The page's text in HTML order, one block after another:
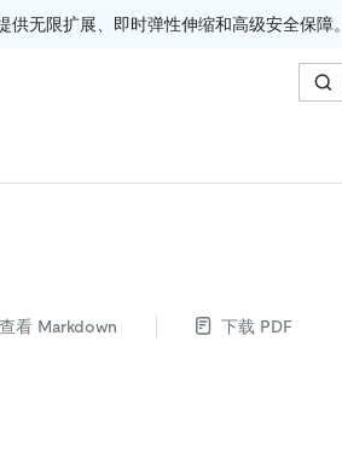
无限扩展、即时弹性伸缩和高级安全保障。
查看 Markdown 下载 PDF